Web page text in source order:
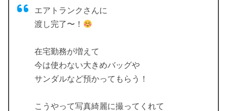
エアトランクさんに
渡し完了〜！
在宅勤務が増えて
今は使わない大きめバッグや
サンダルなど預かってもらう！
こうやって写真綺麗に撮ってくれて